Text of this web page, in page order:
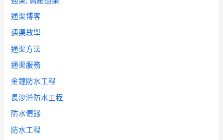
通渠博客
通渠教學
通渠方法
通渠服務
金鐘防水工程
長沙灣防水工程
防水價錢
防水工程